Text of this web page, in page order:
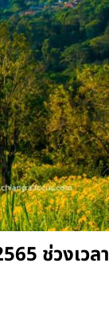
ช่วงเวลา